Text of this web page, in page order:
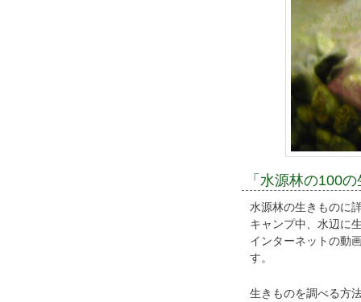
「水源林の100
水源林の生きものに
キャンプ中、水辺に
インターネットの動
す。
生きものを調べる方